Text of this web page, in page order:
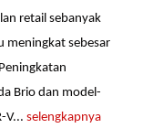
retail sebanyak
meningkat sebesar
Brio dan model-
V...selengkapnya